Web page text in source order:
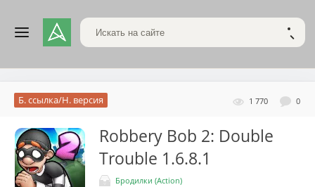
Поиск по сайту
1 770 0
Б. ссылка/Н. версия
Robbery Bob 2: Double
Trouble 1.6.8.1
Бродилки (Action)